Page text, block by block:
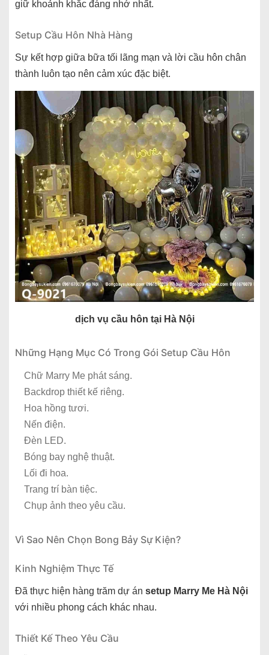
giữ khoảnh khắc đáng nhớ nhất.
Setup Cầu Hôn Nhà Hàng
Sự kết hợp giữa bữa tối lãng mạn và lời cầu hôn chân
thành luôn tạo nên cảm xúc đặc biệt.
dịch vụ cầu hôn tại Hà Nội
Những Hạng Mục Có Trong Gói Setup Cầu Hôn
Chữ Marry Me phát sáng.
Backdrop thiết kế riêng.
Hoa hồng tươi.
Nến điện.
Đèn LED.
Bóng bay nghệ thuật.
Lối đi hoa.
Trang trí bàn tiệc.
Chụp ảnh theo yêu cầu.
Vì Sao Nên Chọn Bong Bảy Sự Kiện?
Kinh Nghiệm Thực Tế
Đã thực hiện hàng trăm dự án setup Marry Me Hà Nội
với nhiều phong cách khác nhau.
Thiết Kế Theo Yêu Cầu